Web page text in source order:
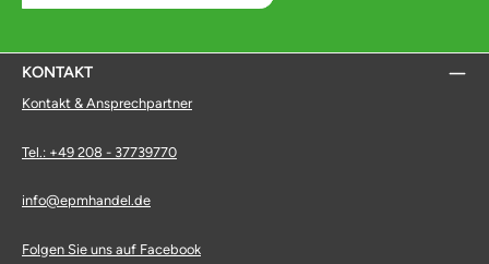
KONTAKT
Kontakt & Ansprechpartner
Tel.: +49 208 - 37739770
info@epmhandel.de
Folgen Sie uns auf Facebook